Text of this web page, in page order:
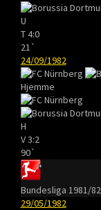
U
T4:0
21`
24/09/1982
Hjemme
H
V3:2
90`
Bundesliga 1981/82
29/05/1982